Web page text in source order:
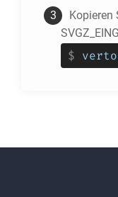
Kopieren
$